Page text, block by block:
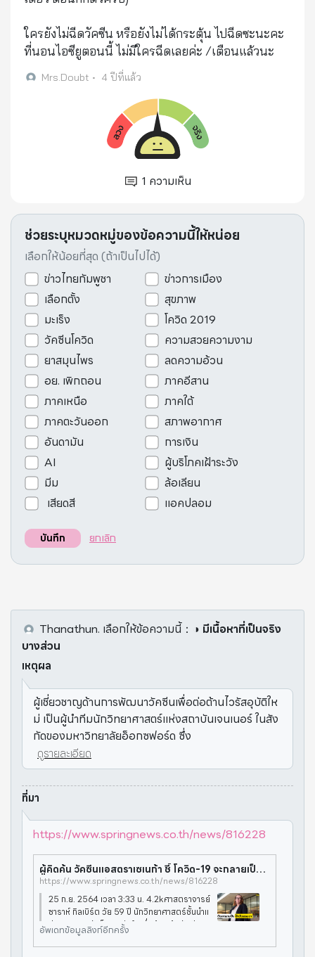
ใครยังไม่ฉีดวัคซีน หรือยังไม่ได้กระตุ้น ไปฉีดซะนะคะ
ที่นอนไอซียูตอนนี้ ไม่มีใครฉีดเลยค่ะ /เตือนแล้วนะ
Mrs.Doubt • 4 ปีที่แล้ว
1 ความเห็น
ช่วยระบุหมวดหมู่ของข้อความนี้ให้หน่อย
เลือกให้น้อยที่สุด (ถ้าเป็นไปได้)
ข่าวไทยกัมพูชา
ข่าวการเมือง
เลือกตั้ง
สุขภาพ
มะเร็ง
โควิด 2019
วัคซีนโควิด
ความสวยความงาม
ยาสมุนไพร
ลดความอ้วน
อย. เพิกถอน
ภาคอีสาน
ภาคเหนือ
ภาคใต้
ภาคตะวันออก
สภาพอากาศ
อันดามัน
การเงิน
AI
ผู้บริโภคเฝ้าระวัง
มีม
ล้อเลียน
เสียดสี
แอคปลอม
บันทึก ยกเลิก
Thanathun. เลือกให้ข้อความนี้： ◑ มีเนื้อหาที่เป็นจริง
บางส่วน
เหตุผล
ผู้เชี่ยวชาญด้านการพัฒนาวัคซีนเพื่อต่อต้านไวรัสอุบัติให
ม่ เป็นผู้นำทีมนักวิทยาศาสตร์แห่งสถาบันเจนเนอร์ ในสัง
กัดของมหาวิทยาลัยอ็อกซฟอร์ด ซึ่ง
ดูรายละเอียด
ที่มา
https://www.springnews.co.th/news/816228
ผู้คิดค้น วัคซีนแอสตราเซเนก้า ชี้ โควิด-19 จะกลายเป็น ไข้หวัดธรรมดา
https://www.springnews.co.th/news/816228
25 ก.ย. 2564 เวลา 3:33 น. 4.2kศาสตราจารย์
ซาราห์ กิลเบิร์ต วัย 59 ปี นักวิทยาศาสตร์ชั้นนำแ
ห่งมหาวิทยาลัยอ็อกซฟอร์ด ซึ่งผู้คิดค้นวัคซีนแอ
สตราเซเนก้า ให้ความเห็นว่า มีแนวโน้มเชื้อโควิด-1
9 จะไม่กลายพันธุ
อัพเดทข้อมูลลิงก์อีกครั้ง